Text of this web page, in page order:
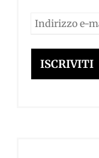
Indirizzo
mail
ISCRIVITI